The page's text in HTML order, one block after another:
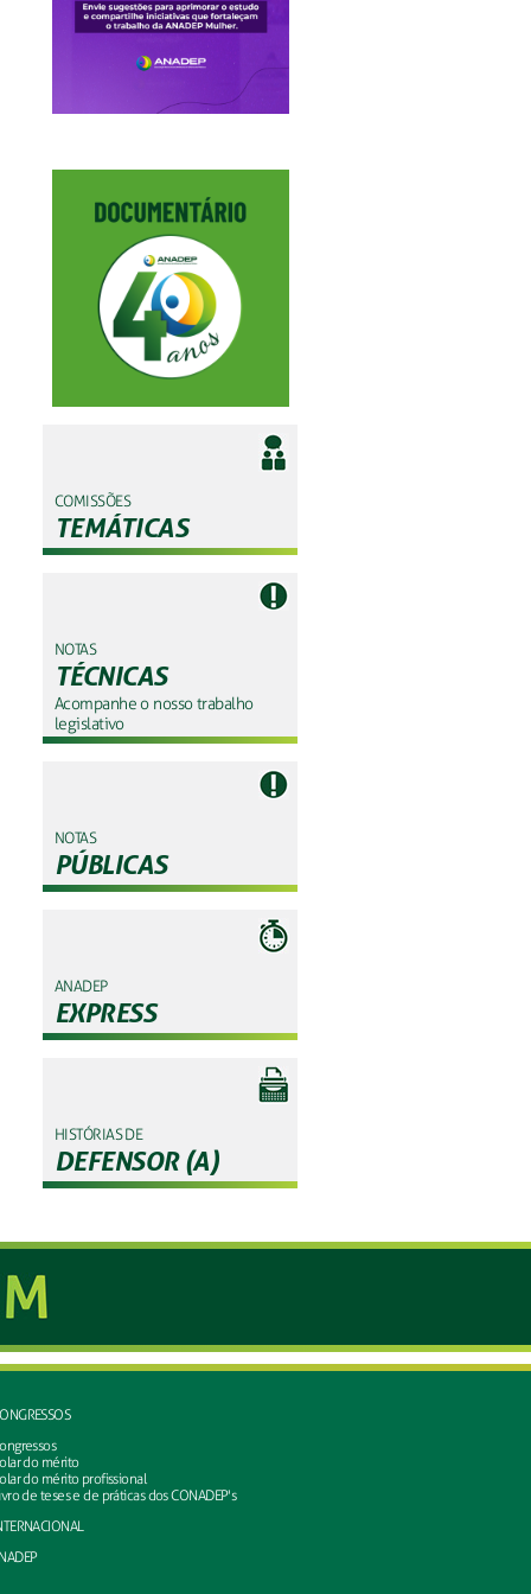
COMISSÕES
TEMÁTICAS
NOTAS
TÉCNICAS
Acompanhe o nosso trabalho
legislativo
NOTAS
PÚBLICAS
ANADEP
EXPRESS
HISTÓRIAS DE
DEFENSOR (A)
do mérito
do mérito profissional
de teses e de práticas dos CONADEP's